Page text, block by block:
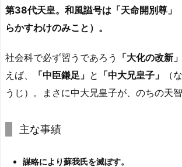
第38代天皇。和風謚号は「天命開別尊」
らかすわけのみこと）。
社会科で必ず習うであろう 「大化の改新」
えば、
「中臣鎌足」 と 「中大兄皇子」
（
うじ）。まさに中大兄皇子が、のちの天智
主な事績
謀略により蘇我氏を滅ぼす。